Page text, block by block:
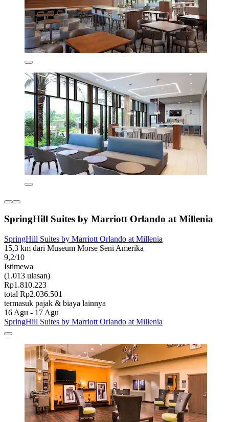
SpringHill Suites by Marriott Orlando at Millenia
SpringHill Suites by Marriott Orlando at Millenia
15,3 km dari Museum Morse Seni Amerika
9,2/10
Istimewa
(1.013 ulasan)
Rp1.810.223
total Rp2.036.501
termasuk pajak & biaya lainnya
16 Agu - 17 Agu
SpringHill Suites by Marriott Orlando at Millenia